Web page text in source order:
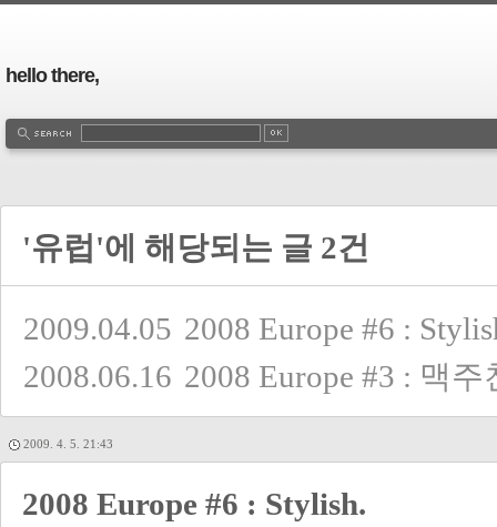
hello there,
'유럽'에 해당되는 글 2건
2009.04.05 2008 Europe #6 :
2008.06.16 2008 Europe #3 : 맥주
2009. 4. 5. 21:43
2008 Europe #6 : Stylish.